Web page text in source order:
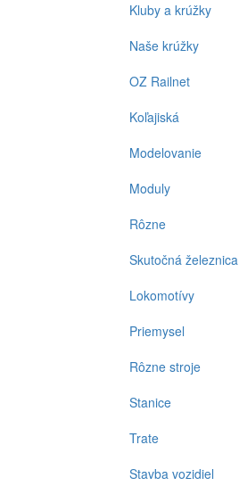
Kluby a krúžky
Naše krúžky
OZ Railnet
Koľajiská
Modelovanie
Moduly
Rôzne
Skutočná železnica
Lokomotívy
Priemysel
Rôzne stroje
Stanice
Trate
Stavba vozidiel